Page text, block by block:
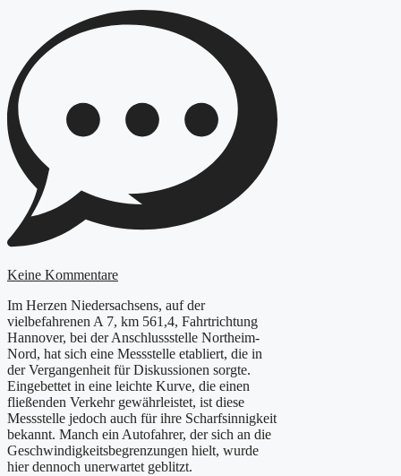
Keine Kommentare
Im Herzen Niedersachsens, auf der
vielbefahrenen A 7, km 561,4, Fahrtrichtung
Hannover, bei der Anschlussstelle Northeim-
Nord, hat sich eine Messstelle etabliert, die in
der Vergangenheit für Diskussionen sorgte.
Eingebettet in eine leichte Kurve, die einen
fließenden Verkehr gewährleistet, ist diese
Messstelle jedoch auch für ihre Scharfsinnigkeit
bekannt. Manch ein Autofahrer, der sich an die
Geschwindigkeitsbegrenzungen hielt, wurde
hier dennoch unerwartet geblitzt.